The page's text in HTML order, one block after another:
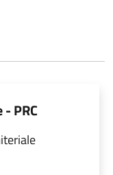
PRC